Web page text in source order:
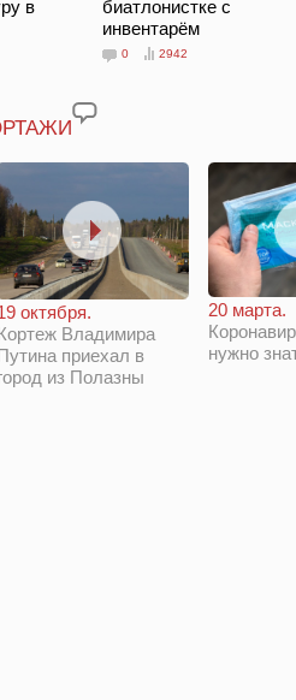
в
биатлонистке с
инвентарём
0 2942
октября.
Владимира
приехал в
из Полазны
20 марта.
нужно